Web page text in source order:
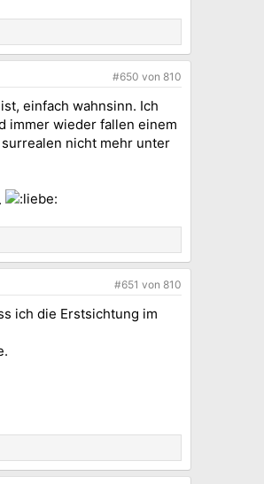
#650 von 810
einfach wahnsinn. Ich
immer wieder fallen einem
nicht mehr unter
#651 von 810
ich die Erstsichtung im